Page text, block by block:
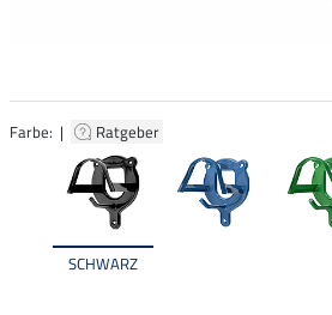
Farbe: | Ratgeber
SCHWARZ